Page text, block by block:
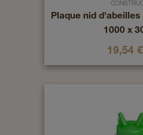
Plaque nid
1000 x
19,54 €